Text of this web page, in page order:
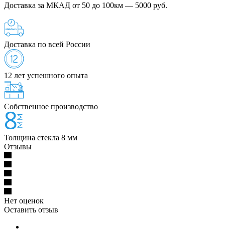
Доставка за МКАД от 50 до 100км — 5000 руб.
Доставка по всей России
12 лет успешного опыта
Собственное производство
Толщина стекла 8 мм
Отзывы
Нет оценок
Оставить отзыв